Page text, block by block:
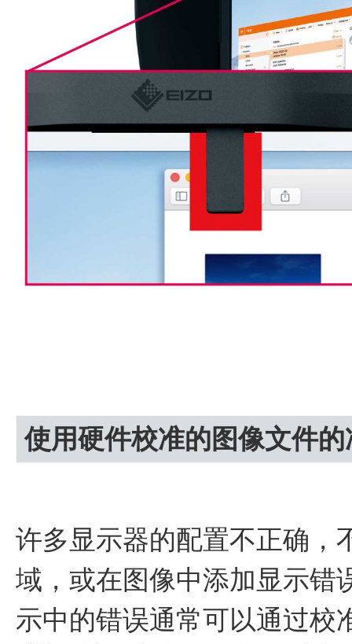
使用硬件校准的图像文件
许多显示器的配置不正确，
域，或在图像中添加显示错
示中的错误通常可以通过校